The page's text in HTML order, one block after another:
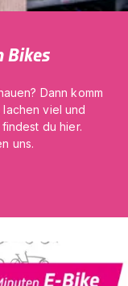
Bikes
Dann komm
lachen viel und
du hier.
uns.